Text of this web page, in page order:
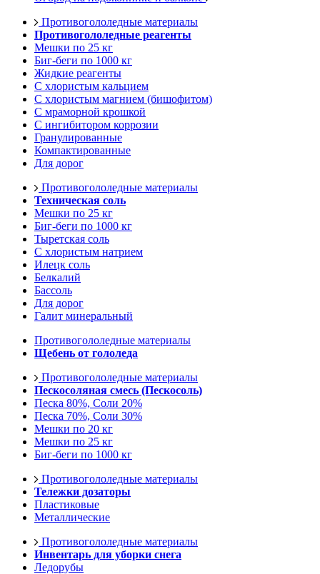
Противогололедные материалы
Противогололедные реагенты
Мешки по 25 кг
Биг-беги по 1000 кг
Жидкие реагенты
С хлористым кальцием
С хлористым магнием (бишофитом)
С мраморной крошкой
С ингибитором коррозии
Гранулированные
Компактированные
Для дорог
Противогололедные материалы
Техническая соль
Мешки по 25 кг
Биг-беги по 1000 кг
Тыретская соль
С хлористым натрием
Илецк соль
Белкалий
Бассоль
Для дорог
Галит минеральный
Противогололедные материалы
Щебень от гололеда
Противогололедные материалы
Пескосоляная смесь (Пескосоль)
Песка 80%, Соли 20%
Песка 70%, Соли 30%
Мешки по 20 кг
Мешки по 25 кг
Биг-беги по 1000 кг
Противогололедные материалы
Тележки дозаторы
Пластиковые
Металлические
Противогололедные материалы
Инвентарь для уборки снега
Ледорубы